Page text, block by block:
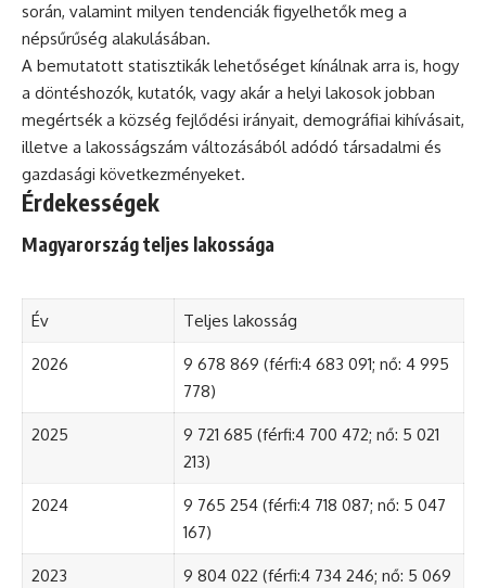
során, valamint milyen tendenciák figyelhetők meg a
népsűrűség alakulásában.
A bemutatott statisztikák lehetőséget kínálnak arra is, hogy
a döntéshozók, kutatók, vagy akár a helyi lakosok jobban
megértsék a község fejlődési irányait, demográfiai kihívásait,
illetve a lakosságszám változásából adódó társadalmi és
gazdasági következményeket.
Érdekességek
Magyarország teljes lakossága
Év Teljes lakosság
2026
9 678 869 (férfi:4 683 091; nő: 4 995
778)
2025
9 721 685 (férfi:4 700 472; nő: 5 021
213)
2024
9 765 254 (férfi:4 718 087; nő: 5 047
167)
2023
9 804 022 (férfi:4 734 246; nő: 5 069